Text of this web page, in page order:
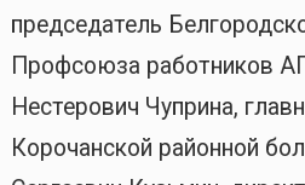
председатель
Профсоюза работников
Нестерович Чуприна,
Корочанской районной